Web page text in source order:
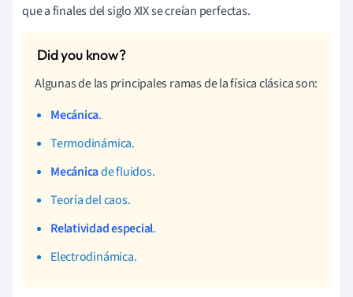
que a finales del siglo XIX se creían perfectas.
Algunas de las principales ramas de la física clásica son:
Mecánica.
Termodinámica.
Mecánicade fluidos.
Teoría del caos.
Relatividad especial.
Electrodinámica.